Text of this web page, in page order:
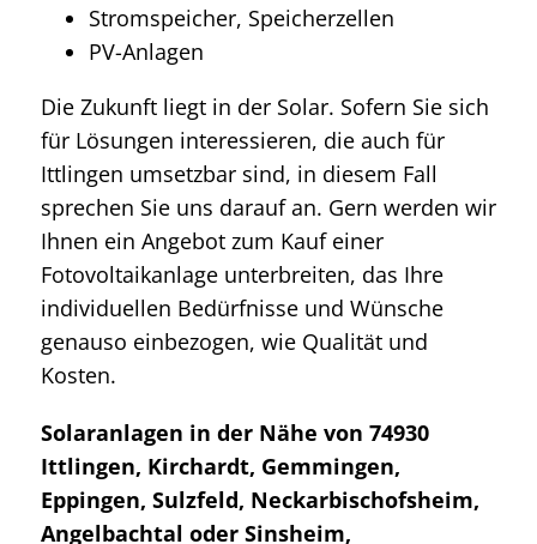
Stromspeicher, Speicherzellen
PV-Anlagen
Die Zukunft liegt in der Solar. Sofern Sie sich
für Lösungen interessieren, die auch für
Ittlingen umsetzbar sind, in diesem Fall
sprechen Sie uns darauf an. Gern werden wir
Ihnen ein Angebot zum Kauf einer
Fotovoltaikanlage unterbreiten, das Ihre
individuellen Bedürfnisse und Wünsche
genauso einbezogen, wie Qualität und
Kosten.
Solaranlagen in der Nähe von 74930
Ittlingen, Kirchardt, Gemmingen,
Eppingen, Sulzfeld, Neckarbischofsheim,
Angelbachtal oder Sinsheim,